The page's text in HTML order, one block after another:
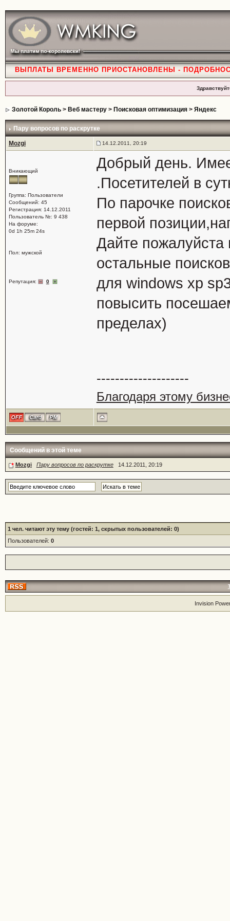
ВЫПЛАТЫ ВРЕМЕННО ПРИОСТАНОВЛЕНЫ -
Золотой Король> Веб мастеру> Поисковая оптимизация> Яндекс
Пару вопросов по раскрутке
Mozgi 14.12.2011, 20:19
Вникающий
Группа: Пользователи
Сообщений: 45
Регистрация: 14.12.2011
Пользователь №: 9 438
На форуме:
0d 1h 25m 24s
Пол: мужской
Репутация: 0
Добрый день.
.Посетителей в
По парочке
первой
Дайте пожалуйста
остальные
для windows xp
повысить
пределах)
--------------------
Благодаря этому
Сообщений в этой теме
Mozgi Пару вопросов по раскрутке 14.12.2011, 20:19
1 чел. читают эту тему (гостей: 1, скрытых пользователей: 0)
Пользователей: 0
Invision